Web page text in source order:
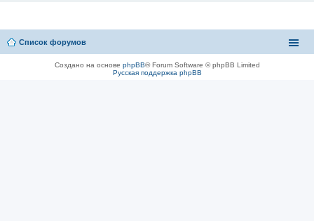
Список форумов
Создано на основе phpBB® Forum Software © phpBB Limited
Русская поддержка phpBB